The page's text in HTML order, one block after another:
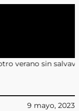
•Encuentro y
9 mayo, 2023